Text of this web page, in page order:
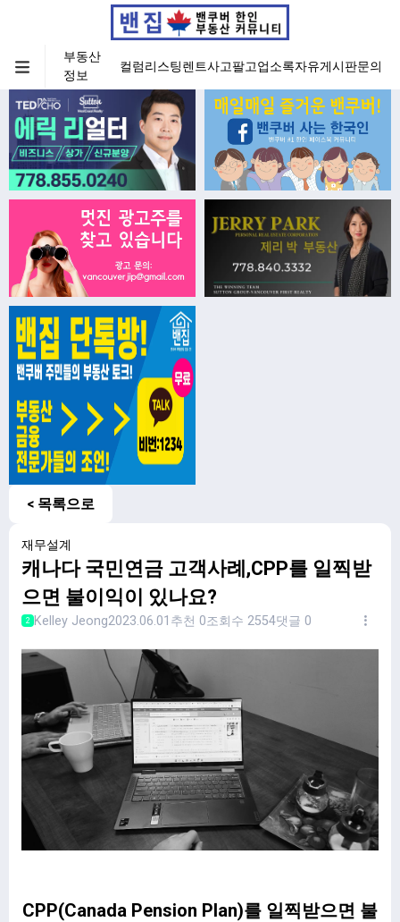
부동산
정보
컬럼리스팅렌트사고팔고업소록자유게시판문의
< 목록으로
재무설계
캐나다 국민연금 고객사례,CPP를 일찍받
으면 불이익이 있나요?
2 Kelley Jeong2023.06.01 추천 0조회수 2554댓글 0
CPP(Canada Pension Plan)를 일찍받으면 불